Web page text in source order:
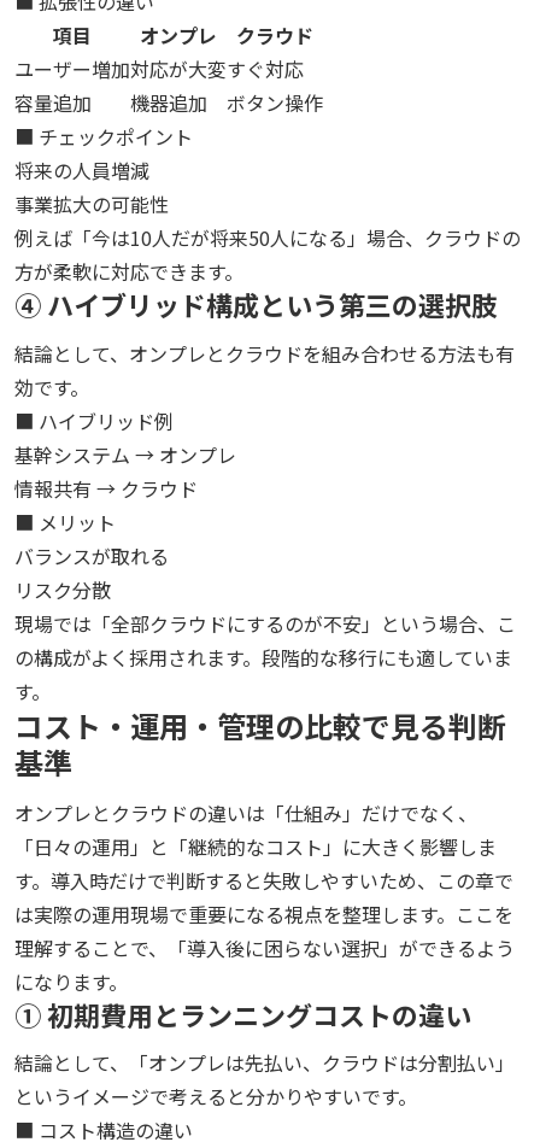
項目
オンプレ
クラウド
ユーザー増加対応が大変すぐ対応
容量追加
機器追加
ボタン操作
■ チェックポイント
将来の人員増減
事業拡大の可能性
例えば「今は10人だが将来50人になる」場合、クラウドの
方が柔軟に対応できます。
④ ハイブリッド構成という第三の選択肢
結論として、オンプレとクラウドを組み合わせる方法も有
効です。
■ ハイブリッド例
基幹システム → オンプレ
情報共有 → クラウド
■ メリット
バランスが取れる
リスク分散
現場では「全部クラウドにするのが不安」という場合、こ
の構成がよく採用されます。段階的な移行にも適していま
す。
コスト・運用・管理の比較で見る判断
基準
オンプレとクラウドの違いは「仕組み」だけでなく、
「日々の運用」と「継続的なコスト」に大きく影響しま
す。導入時だけで判断すると失敗しやすいため、この章で
は実際の運用現場で重要になる視点を整理します。ここを
理解することで、「導入後に困らない選択」ができるよう
になります。
① 初期費用とランニングコストの違い
結論として、「オンプレは先払い、クラウドは分割払い」
というイメージで考えると分かりやすいです。
■ コスト構造の違い